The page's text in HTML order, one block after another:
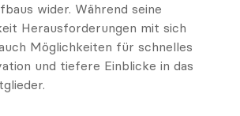
wider. Während seine
Herausforderungen mit sich
Möglichkeiten für schnelles
und tiefere Einblicke in das